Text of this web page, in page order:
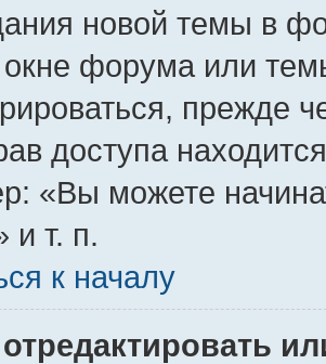
новой темы в
окне форума или
прежде
доступа
«Вы можете
и т. п.
к началу